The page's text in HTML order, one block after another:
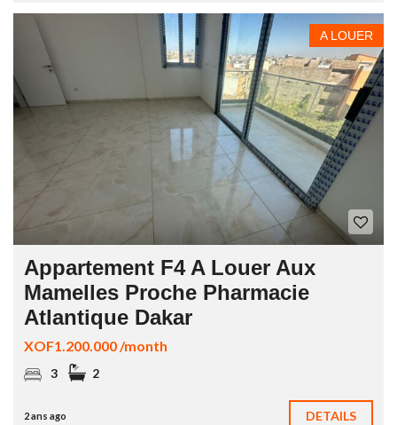
A LOUER
Appartement F4 A Louer Aux
Mamelles Proche Pharmacie
Atlantique Dakar
XOF1.200.000 /month
3 2
2 ans ago DETAILS